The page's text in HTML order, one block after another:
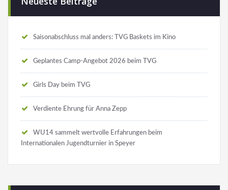
Saisonabschluss mal anders: TVG Baskets im Kino
Geplantes Camp-Angebot 2026 beim TVG
Girls Day beim TVG
Verdiente Ehrung für Anna Zepp
WU14 sammelt wertvolle Erfahrungen beim
Internationalen Jugendturnier in Speyer